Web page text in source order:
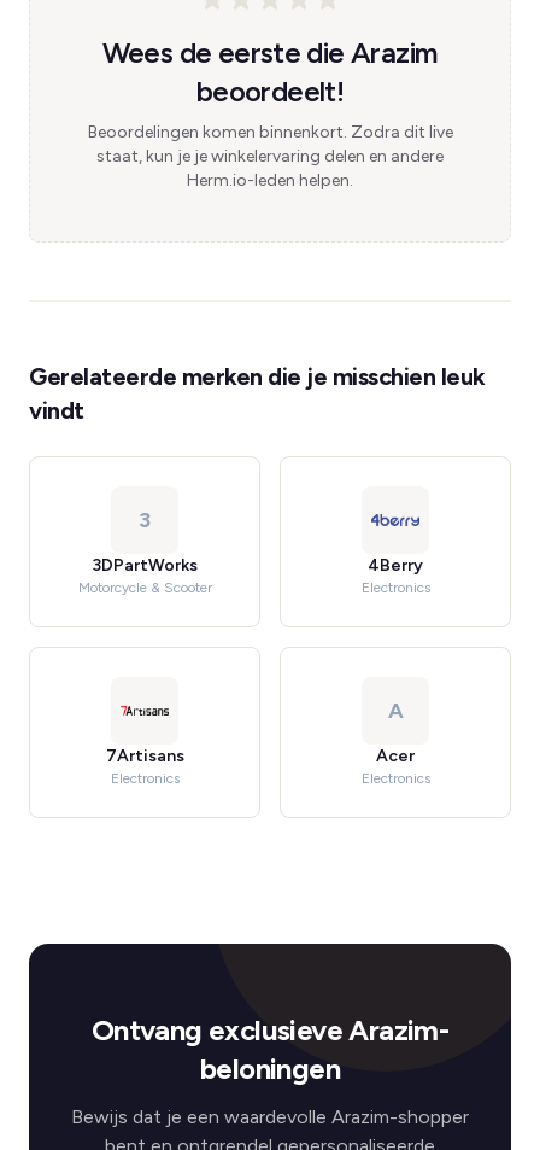
Wees de eerste die Arazim
beoordeelt!
Beoordelingen komen binnenkort. Zodra dit live
staat, kun je je winkelervaring delen en andere
Herm.io-leden helpen.
Gerelateerde merken die je misschien leuk
vindt
3
3DPartWorks
Motorcycle & Scooter
4Berry
Electronics
7Artisans
Electronics
A
Acer
Electronics
Ontvang exclusieve Arazim-
beloningen
Bewijs dat je een waardevolle Arazim-shopper